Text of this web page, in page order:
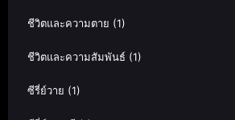
ชีวิตและความตาย (1)
ชีวิตและความสัมพันธ์ (1)
ซีรี่ย์วาย (1)